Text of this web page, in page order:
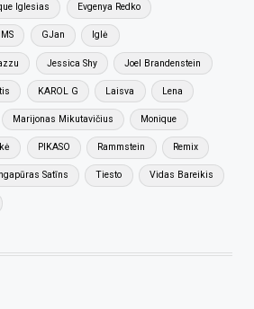
Iglesias Evgenya Redko
GJan Iglė
Jessica Shy Joel Brandenstein
KAROL G Laisva Lena
Marijonas Mikutavičius Monique
PIKASO Rammstein Remix
Satīns Tiesto Vidas Bareikis